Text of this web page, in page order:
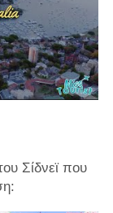
Σίδνεϊ που